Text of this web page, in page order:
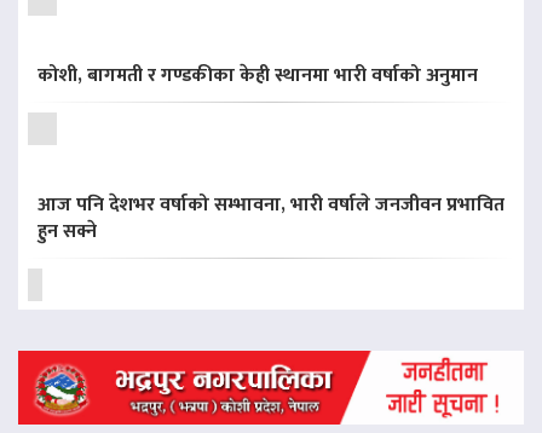
कोशी, बागमती र गण्डकीका केही स्थानमा भारी वर्षाको अनुमान
आज पनि देशभर वर्षाको सम्भावना, भारी वर्षाले जनजीवन प्रभावित
हुन सक्ने